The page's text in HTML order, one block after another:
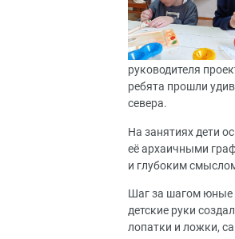
руководителя
ребята прошли
севера.
На занятиях дети
её архаичными
и глубоким
Шаг за шагом юные
детские руки
лопатки и ложки,